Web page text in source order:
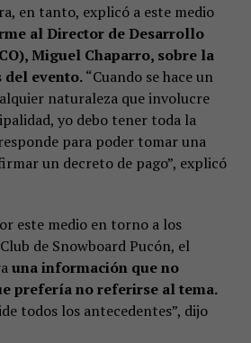
en tanto, explicó a este medio
al Director de Desarrollo
Miguel Chaparro, sobre la
del evento.“Cuando se hace un
naturaleza que involucre
yo debo tener toda la
para poder tomar una
un decreto de pago”, explicó
este medio en torno a los
de Snowboard Pucón, el
una información que no
prefería no referirse al tema.
todos los antecedentes”, dijo